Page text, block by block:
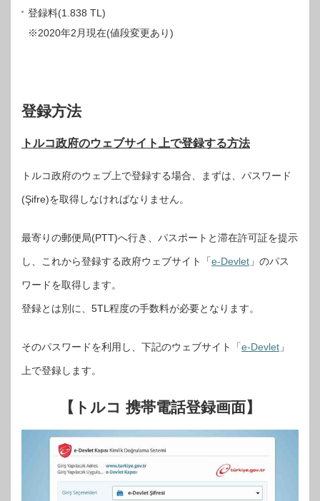
登録料(1.838 TL)
※2020年2月現在(値段変更あり)
登録方法
トルコ政府のウェブサイト上で登録する方法
トルコ政府のウェブ上で登録する場合、まずは、パスワード
(Şifre)を取得しなければなりません。
最寄りの郵便局(PTT)へ行き、パスポートと滞在許可証を提示
し、これから登録する政府ウェブサイト「e-Devlet 」のパス
ワードを取得します。
登録とは別に、5TL程度の手数料が必要となります。
そのパスワードを利用し、下記のウェブサイト「e-Devlet 」
上で登録します。
【トルコ 携帯電話登録画面】